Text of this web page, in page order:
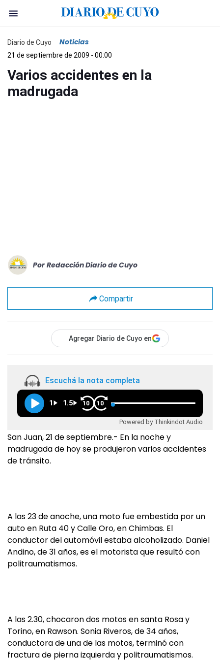
Diario de Cuyo Noticias
21 de septiembre de 2009 - 00:00
Varios accidentes en la
madrugada
Por Redacción Diario de Cuyo
Compartir
Agregar Diario de Cuyo en
Escuchá la nota completa
1 1.5 10 10
Powered by Thinkindot Audio
San Juan, 21 de septiembre.- En la noche y
madrugada de hoy se produjeron varios accidentes
de tránsito.
A las 23 de anoche, una moto fue embestida por un
auto en Ruta 40 y Calle Oro, en Chimbas. El
conductor del automóvil estaba alcoholizado. Daniel
Andino, de 31 años, es el motorista que resultó con
politraumatismos.
A las 2.30, chocaron dos motos en santa Rosa y
Torino, en Rawson. Sonia Riveros, de 34 años,
conductora de una de las motos, terminó con
fractura de pierna izquierda y politraumatismos.